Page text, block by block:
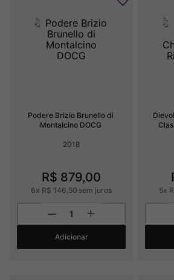
Podere Brizio Brunello di
Montalcino DOCG
2018
R$ 879,00
6x R$ 146 50 sem juros
Adicionar
5x